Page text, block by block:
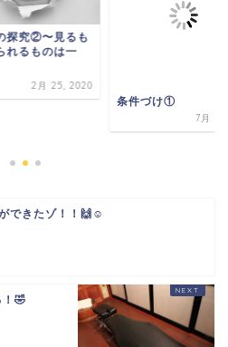
探究②〜見るも
れるものは一
2月 25, 2020
条件づけ①
7月 6,
できたゾ！！🙌☺️
🤣